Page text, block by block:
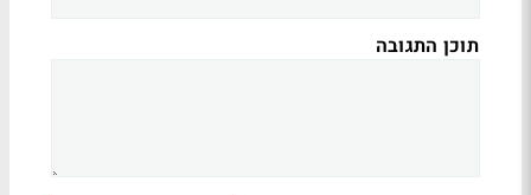
תוכן התגובה